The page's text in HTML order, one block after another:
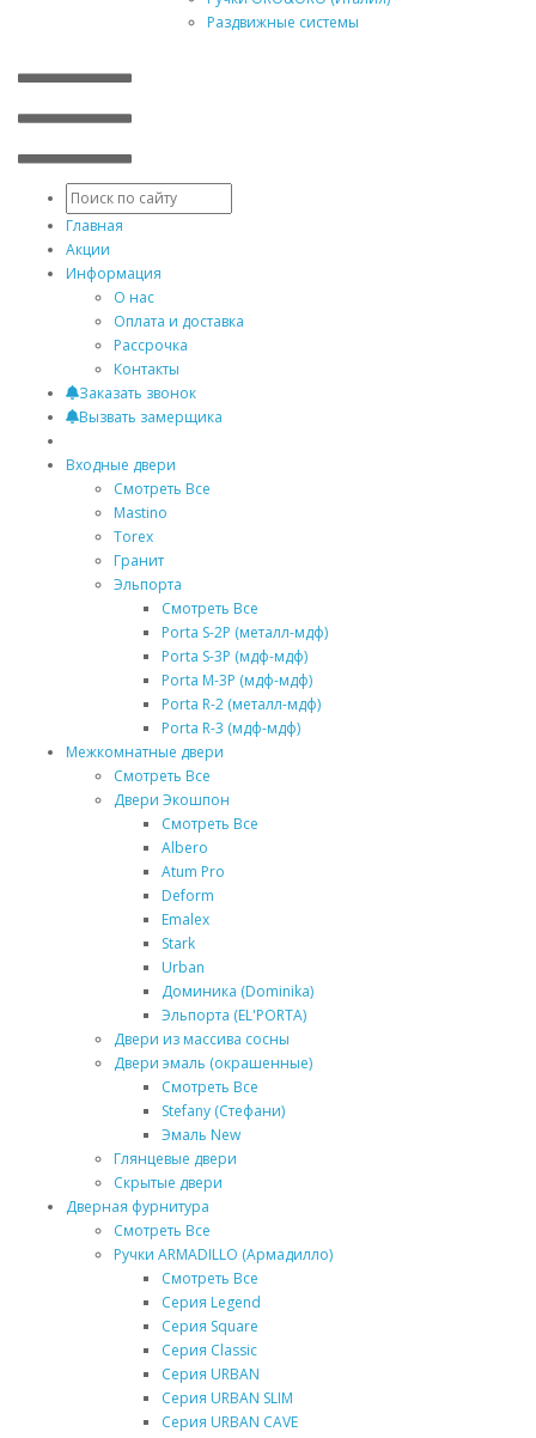
Раздвижные системы
Главная
Акции
Информация
О нас
Оплата и доставка
Рассрочка
Контакты
Заказать звонок
Вызвать замерщика
Входные двери
Смотреть Все
Mastino
Torex
Гранит
Эльпорта
Смотреть Все
Porta S-2P (металл-мдф)
Porta S-3P (мдф-мдф)
Porta M-3P (мдф-мдф)
Porta R-2 (металл-мдф)
Porta R-3 (мдф-мдф)
Межкомнатные двери
Смотреть Все
Двери Экошпон
Смотреть Все
Albero
Atum Pro
Deform
Emalex
Stark
Urban
Доминика (Dominika)
Эльпорта (EL'PORTA)
Двери из массива сосны
Двери эмаль (окрашенные)
Смотреть Все
Stefany (Стефани)
Эмаль New
Глянцевые двери
Скрытые двери
Дверная фурнитура
Смотреть Все
Ручки ARMADILLO (Армадилло)
Смотреть Все
Серия Legend
Серия Square
Серия Classic
Серия URBAN
Серия URBAN SLIM
Серия URBAN CAVE